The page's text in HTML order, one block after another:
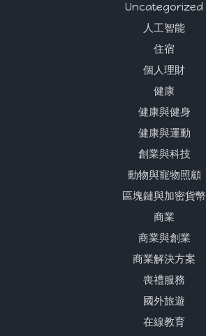
Uncategorized
人工智能
住宿
個人理財
健康
健康與健身
健康與運動
創業與科技
動物與寵物照顧
區塊鏈與加密貨幣
商業
商業與創業
商業解決方案
喪禮服務
國外旅遊
在線教育